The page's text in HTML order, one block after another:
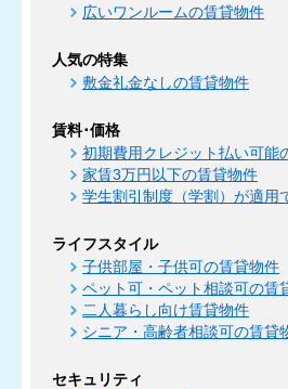
広いワンルームの賃貸物件
人気の特集
敷金礼金なしの賃貸物件
賃料･価格
初期費用クレジット払い可能
家賃3万円以下の賃貸物件
学生割引制度（学割）が適用
ライフスタイル
子供部屋・子供可の賃貸物件
ペット可・ペット相談可の賃
二人暮らし向け賃貸物件
シニア・高齢者相談可の賃貸
セキュリティ